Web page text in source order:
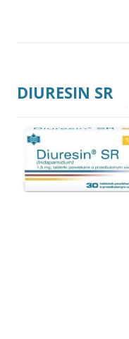
DIURESIN SR